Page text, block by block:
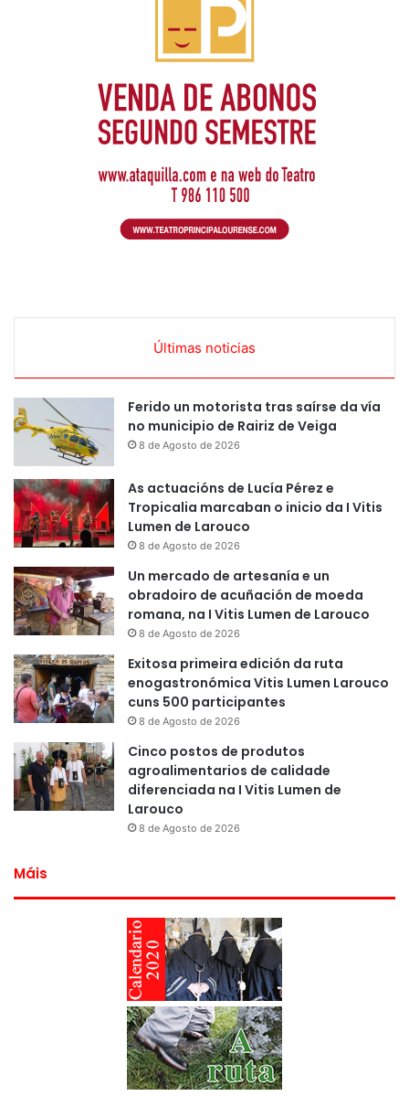
Últimas noticias
Ferido un motorista tras saírse da vía
no municipio de Rairiz de Veiga
8 de Agosto de 2026
As actuacións de Lucía Pérez e
Tropicalia marcaban o inicio da I Vitis
Lumen de Larouco
8 de Agosto de 2026
Un mercado de artesanía e un
obradoiro de acuñación de moeda
romana, na I Vitis Lumen de Larouco
8 de Agosto de 2026
Exitosa primeira edición da ruta
enogastronómica Vitis Lumen Larouco
cuns 500 participantes
8 de Agosto de 2026
Cinco postos de produtos
agroalimentarios de calidade
diferenciada na I Vitis Lumen de
Larouco
8 de Agosto de 2026
Máis